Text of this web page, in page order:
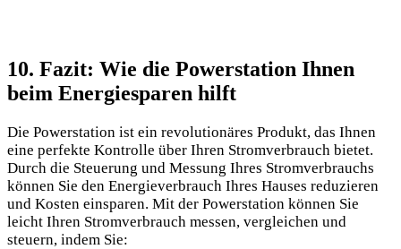
10. Fazit: Wie die Powerstation Ihnen
beim Energiesparen hilft
Die Powerstation ist ein revolutionäres Produkt, das Ihnen
eine perfekte Kontrolle über Ihren Stromverbrauch bietet.
Durch die Steuerung und Messung Ihres Stromverbrauchs
können Sie den Energieverbrauch Ihres Hauses reduzieren
und Kosten einsparen. Mit der Powerstation können Sie
leicht Ihren Stromverbrauch messen, vergleichen und
steuern, indem Sie: